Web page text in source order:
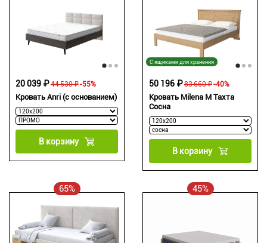
Кровать Anri (с основанием)
44 530 ₽
20 039 ₽ -55%
В корзину
С ящиками для хранения
Кровать Milena М Тахта
Сосна
83 660 ₽
50 196 ₽ -40%
В корзину
65% 45%